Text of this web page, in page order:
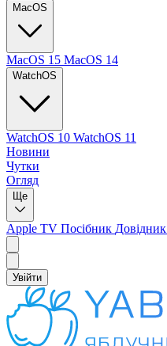
MacOS
MacOS 15 MacOS 14
WatchOS
WatchOS 10 WatchOS 11
Новини
Чутки
Огляд
Ще
Apple TV Посібник Довідник
Увійти